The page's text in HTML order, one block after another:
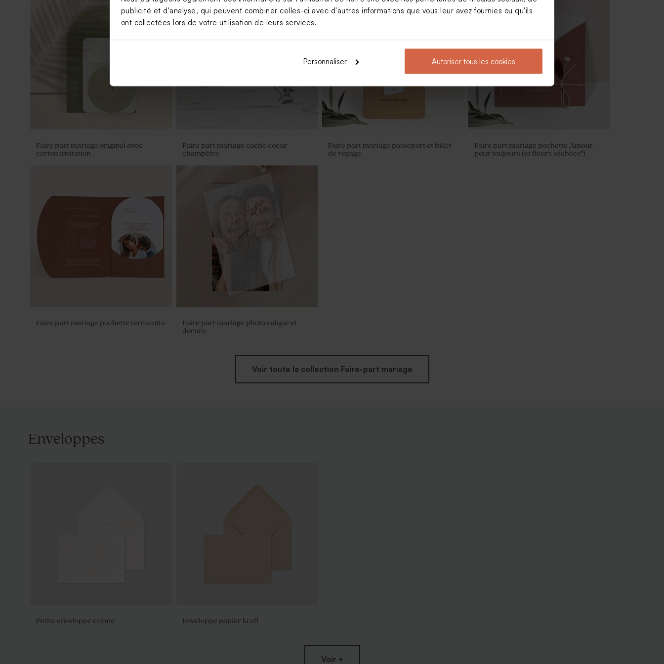
publicité et d'analyse, qui peuvent combiner celles-ci avec d'autres informations que vous leur avez fournies ou qu'ils
ont collectées lors de votre utilisation de leurs services.
Personnaliser Autoriser tous les cookies
Pot en verre strié mariage couvercle
Vaporisateur parfum en verre vide
Contenant à dragées transparent rond
mariage
Dragées mariage cuivre 1 kg (± 1120 ex)
Faire part mariage original avec
carton invitation
Faire part mariage cache coeur
champêtre
Faire part mariage passeport et billet
de voyage
Faire part mariage pochette Amour
pour toujours (et fleurs séchées*)
Faire part mariage pochette terracotta
Faire part mariage photo calque et
dorure
Voir toute la collection Faire-part mariage
Enveloppes
Petite enveloppe crème Enveloppe papier kraft
Voir +